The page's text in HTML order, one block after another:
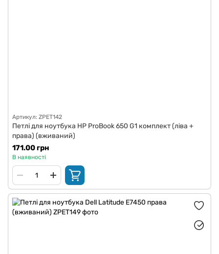
Артикул: ZPET142
Петлі для ноутбука HP ProBook 650 G1 комплект (ліва +
права) (вживаний)
171.00 грн
В наявності